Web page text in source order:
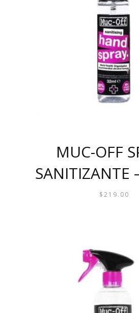
MUC-OFF
SANITIZANTE
$219.00